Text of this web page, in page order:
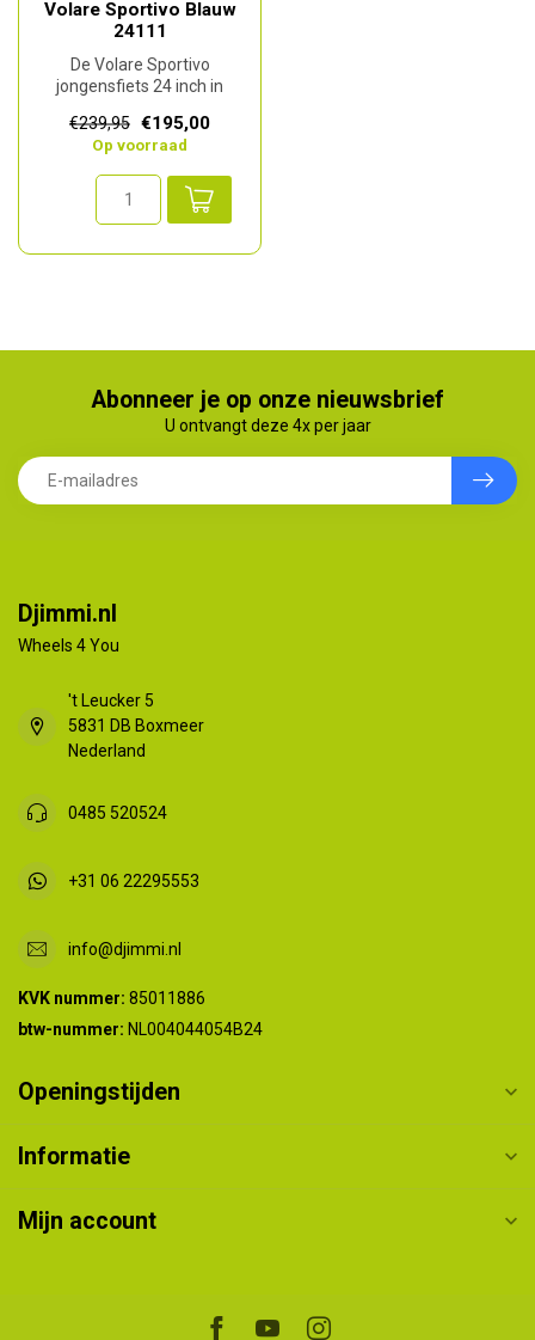
Volare Sportivo Blauw
24111
De Volare Sportivo
jongensfiets 24 inch in
fiets vo...
€239,95 €195,00
Op voorraad
Abonneer je op onze nieuwsbrief
U ontvangt deze 4x per jaar
Djimmi.nl
Wheels 4 You
't Leucker 5
5831 DB Boxmeer
Nederland
0485 520524
+31 06 22295553
info@djimmi.nl
KVK nummer: 85011886
btw-nummer: NL004044054B24
Openingstijden
Informatie
Mijn account